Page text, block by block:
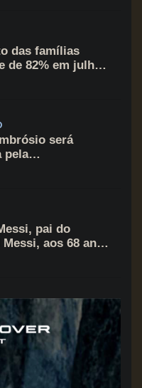
das famílias
de 82% em julho;
segue como
será
pela
no New York
pai do
aos 68 anos